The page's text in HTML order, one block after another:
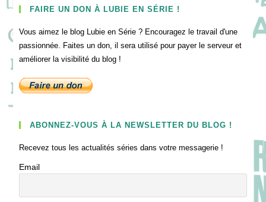
FAIRE UN DON À LUBIE EN SÉRIE !
Vous aimez le blog Lubie en Série ? Encouragez le travail d'une
passionnée. Faites un don, il sera utilisé pour payer le serveur et
améliorer la visibilité du blog !
ABONNEZ-VOUS À LA NEWSLETTER DU BLOG !
Recevez tous les actualités séries dans votre messagerie !
Email